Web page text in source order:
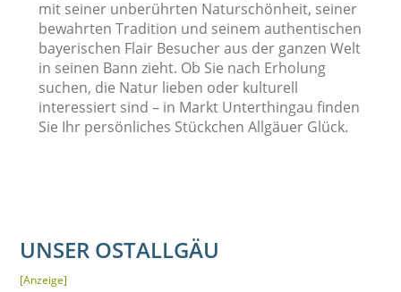
mit seiner unberührten Naturschönheit, seiner
bewahrten Tradition und seinem authentischen
bayerischen Flair Besucher aus der ganzen Welt
in seinen Bann zieht. Ob Sie nach Erholung
suchen, die Natur lieben oder kulturell
interessiert sind – in Markt Unterthingau finden
Sie Ihr persönliches Stückchen Allgäuer Glück.
UNSER OSTALLGÄU
[Anzeige]